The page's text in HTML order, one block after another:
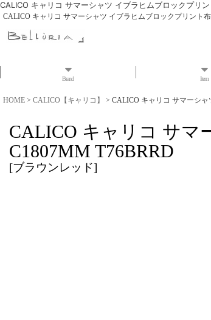
CALICO キャリコ サマーシャツ イブラヒムブロックプリ
CALICO キャリコ サマーシャツ イブラヒムブロックプリント
Brand Item
HOME > CALICO【キャリコ】 > CALICO キャリコ サマーシャ
CALICO キャリコ サマ
C1807MM T76BRRD
[ブラウンレッド]